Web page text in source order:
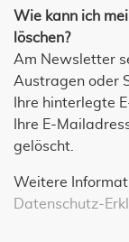
Wie kann ich
löschen?
Am Newsletter
Austragen oder
Ihre hinterlegte
Ihre E-
gelöscht.
Weitere
Datenschutz-